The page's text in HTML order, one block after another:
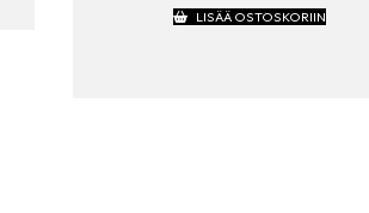
LISÄÄ OSTOSKORIIN